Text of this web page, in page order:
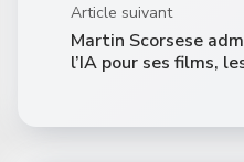
Article suivant
Martin Scorsese
l’IA pour ses films,